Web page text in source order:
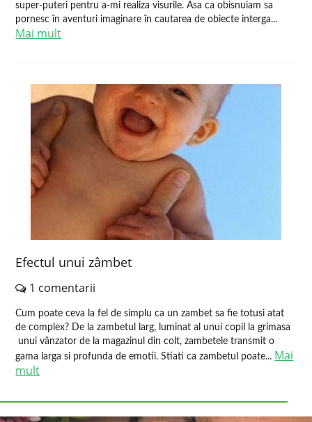
super-puteri pentru a-mi realiza visurile. Asa ca obisnuiam sa
pornesc în aventuri imaginare în cautarea de obiecte interga...
Mai mult
Efectul unui zâmbet
1 comentarii
Cum poate ceva la fel de simplu ca un zambet sa fie totusi atat
de complex? De la zambetul larg, luminat al unui copil la grimasa
unui vânzator de la magazinul din colt, zambetele transmit o
gama larga si profunda de emotii. Stiati ca zambetul poate... Mai
mult